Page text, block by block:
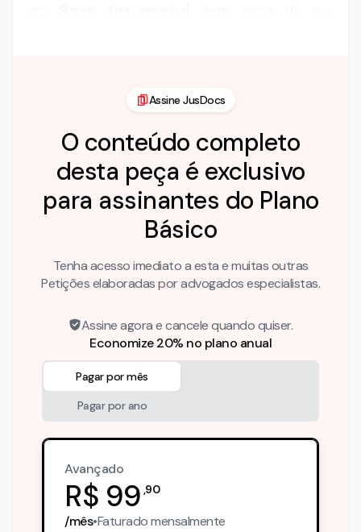
Assine JusDocs
O conteúdo completo
desta peça é exclusivo
para assinantes do Plano
Básico
Tenha acesso imediato a esta e muitas outras
Petições elaboradas por advogados especialistas.
Assine agora e cancele quando quiser.
Economize 20% no plano anual
Pagar por mês
Pagar por ano
Avançado
R$ 99 ,90
/mês•Faturadomensalmente